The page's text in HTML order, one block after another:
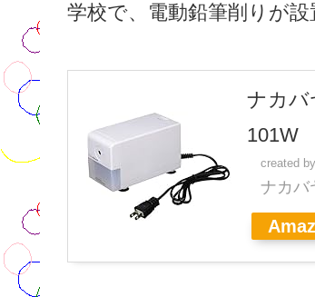
学校で、電動鉛筆削りが
ナカバ
101W
created by
ナカバ